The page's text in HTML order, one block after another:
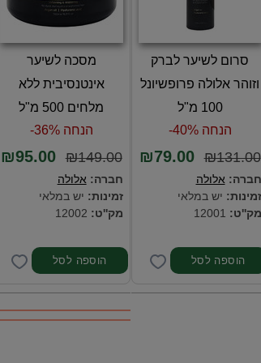
סרום לשיער לברק
וזוהר אלולה פרופשיונל
100 מ"ל
הנחה 40%-
₪131.00
₪79.00
חברה:אלולה
זמינות: יש במלאי
מק''ט:
מסכה לשיער
אינטנסיבית ללא
מלחים 500 מ"ל
הנחה 36%-
₪149.00
₪95.00
חברה:אלולה
זמינות: יש במלאי
מק''ט: